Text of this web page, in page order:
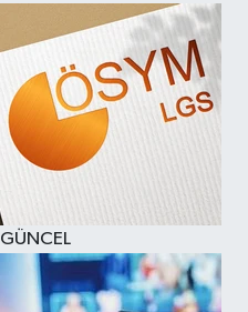
GÜNCEL